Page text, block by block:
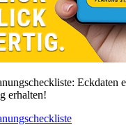
Eckdaten
erhalten!